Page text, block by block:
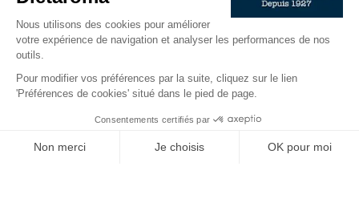
CONTACT
QUI SOMMES-NOUS ?
INFORMATIONS